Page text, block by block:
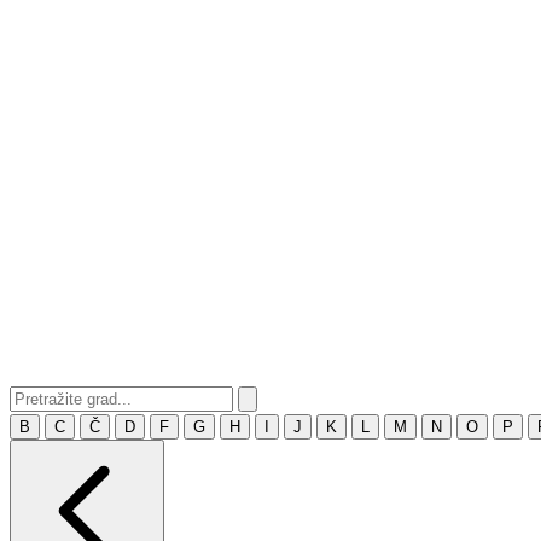
B C Č D F G H J K M N O P